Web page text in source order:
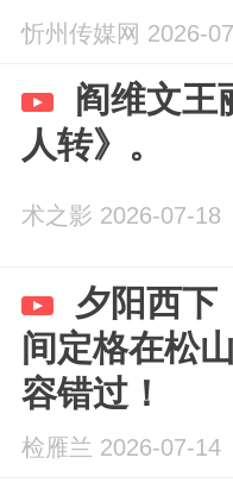
忻州传媒网 2026-
阎维文王
人转》。
术之影 2026-07-18
夕阳西下
间定格在松
容错过！
检雁兰 2026-07-14